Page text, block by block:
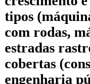
tipos
com rodas,
estradas
cobertas
engenharia